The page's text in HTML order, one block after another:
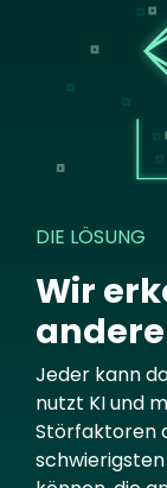
DIE LÖSUNG
Wir
Jeder kann
nutzt KI und
Störfaktoren
schwierigsten